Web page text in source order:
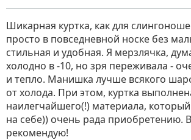
Шикарная куртка, как для
просто в повседневной носке без
стильная и удобная. Я мерзлячка,
холодно в -10, но зря переживала -
и тепло. Манишка лучше всякого
от холода. При этом, куртка
наилегчайшего(!) материала,
на себе)) очень рада приобретению.
рекомендую!